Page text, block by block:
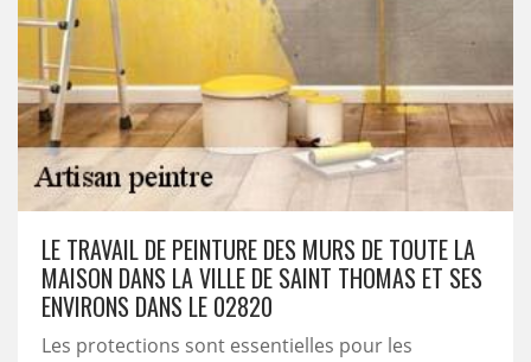
LE TRAVAIL DE PEINTURE DES MURS DE TOUTE LA
MAISON DANS LA VILLE DE SAINT THOMAS ET SES
ENVIRONS DANS LE 02820
Les protections sont essentielles pour les